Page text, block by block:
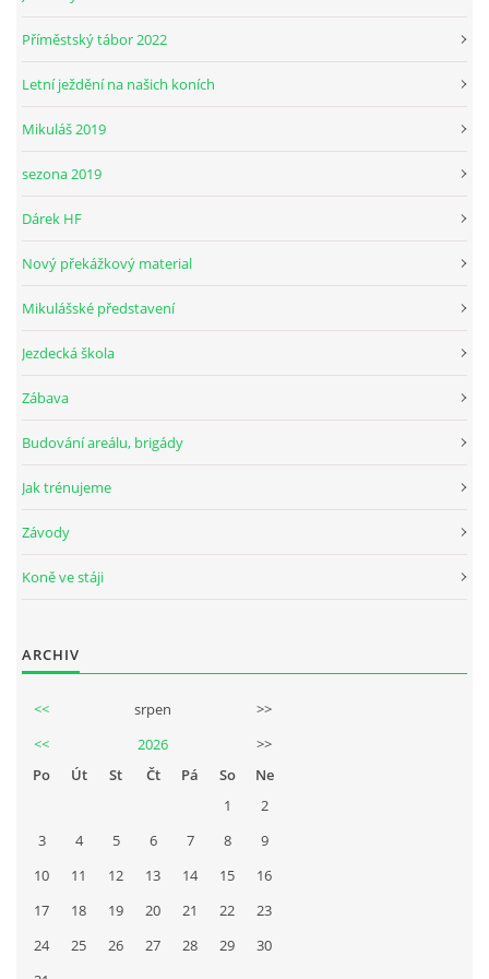
© 2026 eStránky.cz
Příměstský tábor 2022
Letní ježdění na našich koních
Mikuláš 2019
sezona 2019
Dárek HF
Nový překážkový material
Mikulášské představení
Jezdecká škola
Zábava
Budování areálu, brigády
Jak trénujeme
Závody
Koně ve stáji
ARCHIV
<< srpen
>>
<<
2026
>>
Po
Út St Čt Pá So
Ne
1
2
3
4 5 6 7 8
9
10
11 12 13 14 15
16
17
18 19 20 21 22
23
24
25 26 27 28 29
30